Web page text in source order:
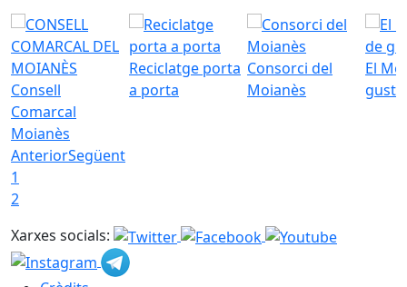
Consell
Comarcal
Moianès
Reciclatge porta
a porta
Consorci del
Moianès
El
gust
AnteriorSegüent
1
2
Xarxes socials: